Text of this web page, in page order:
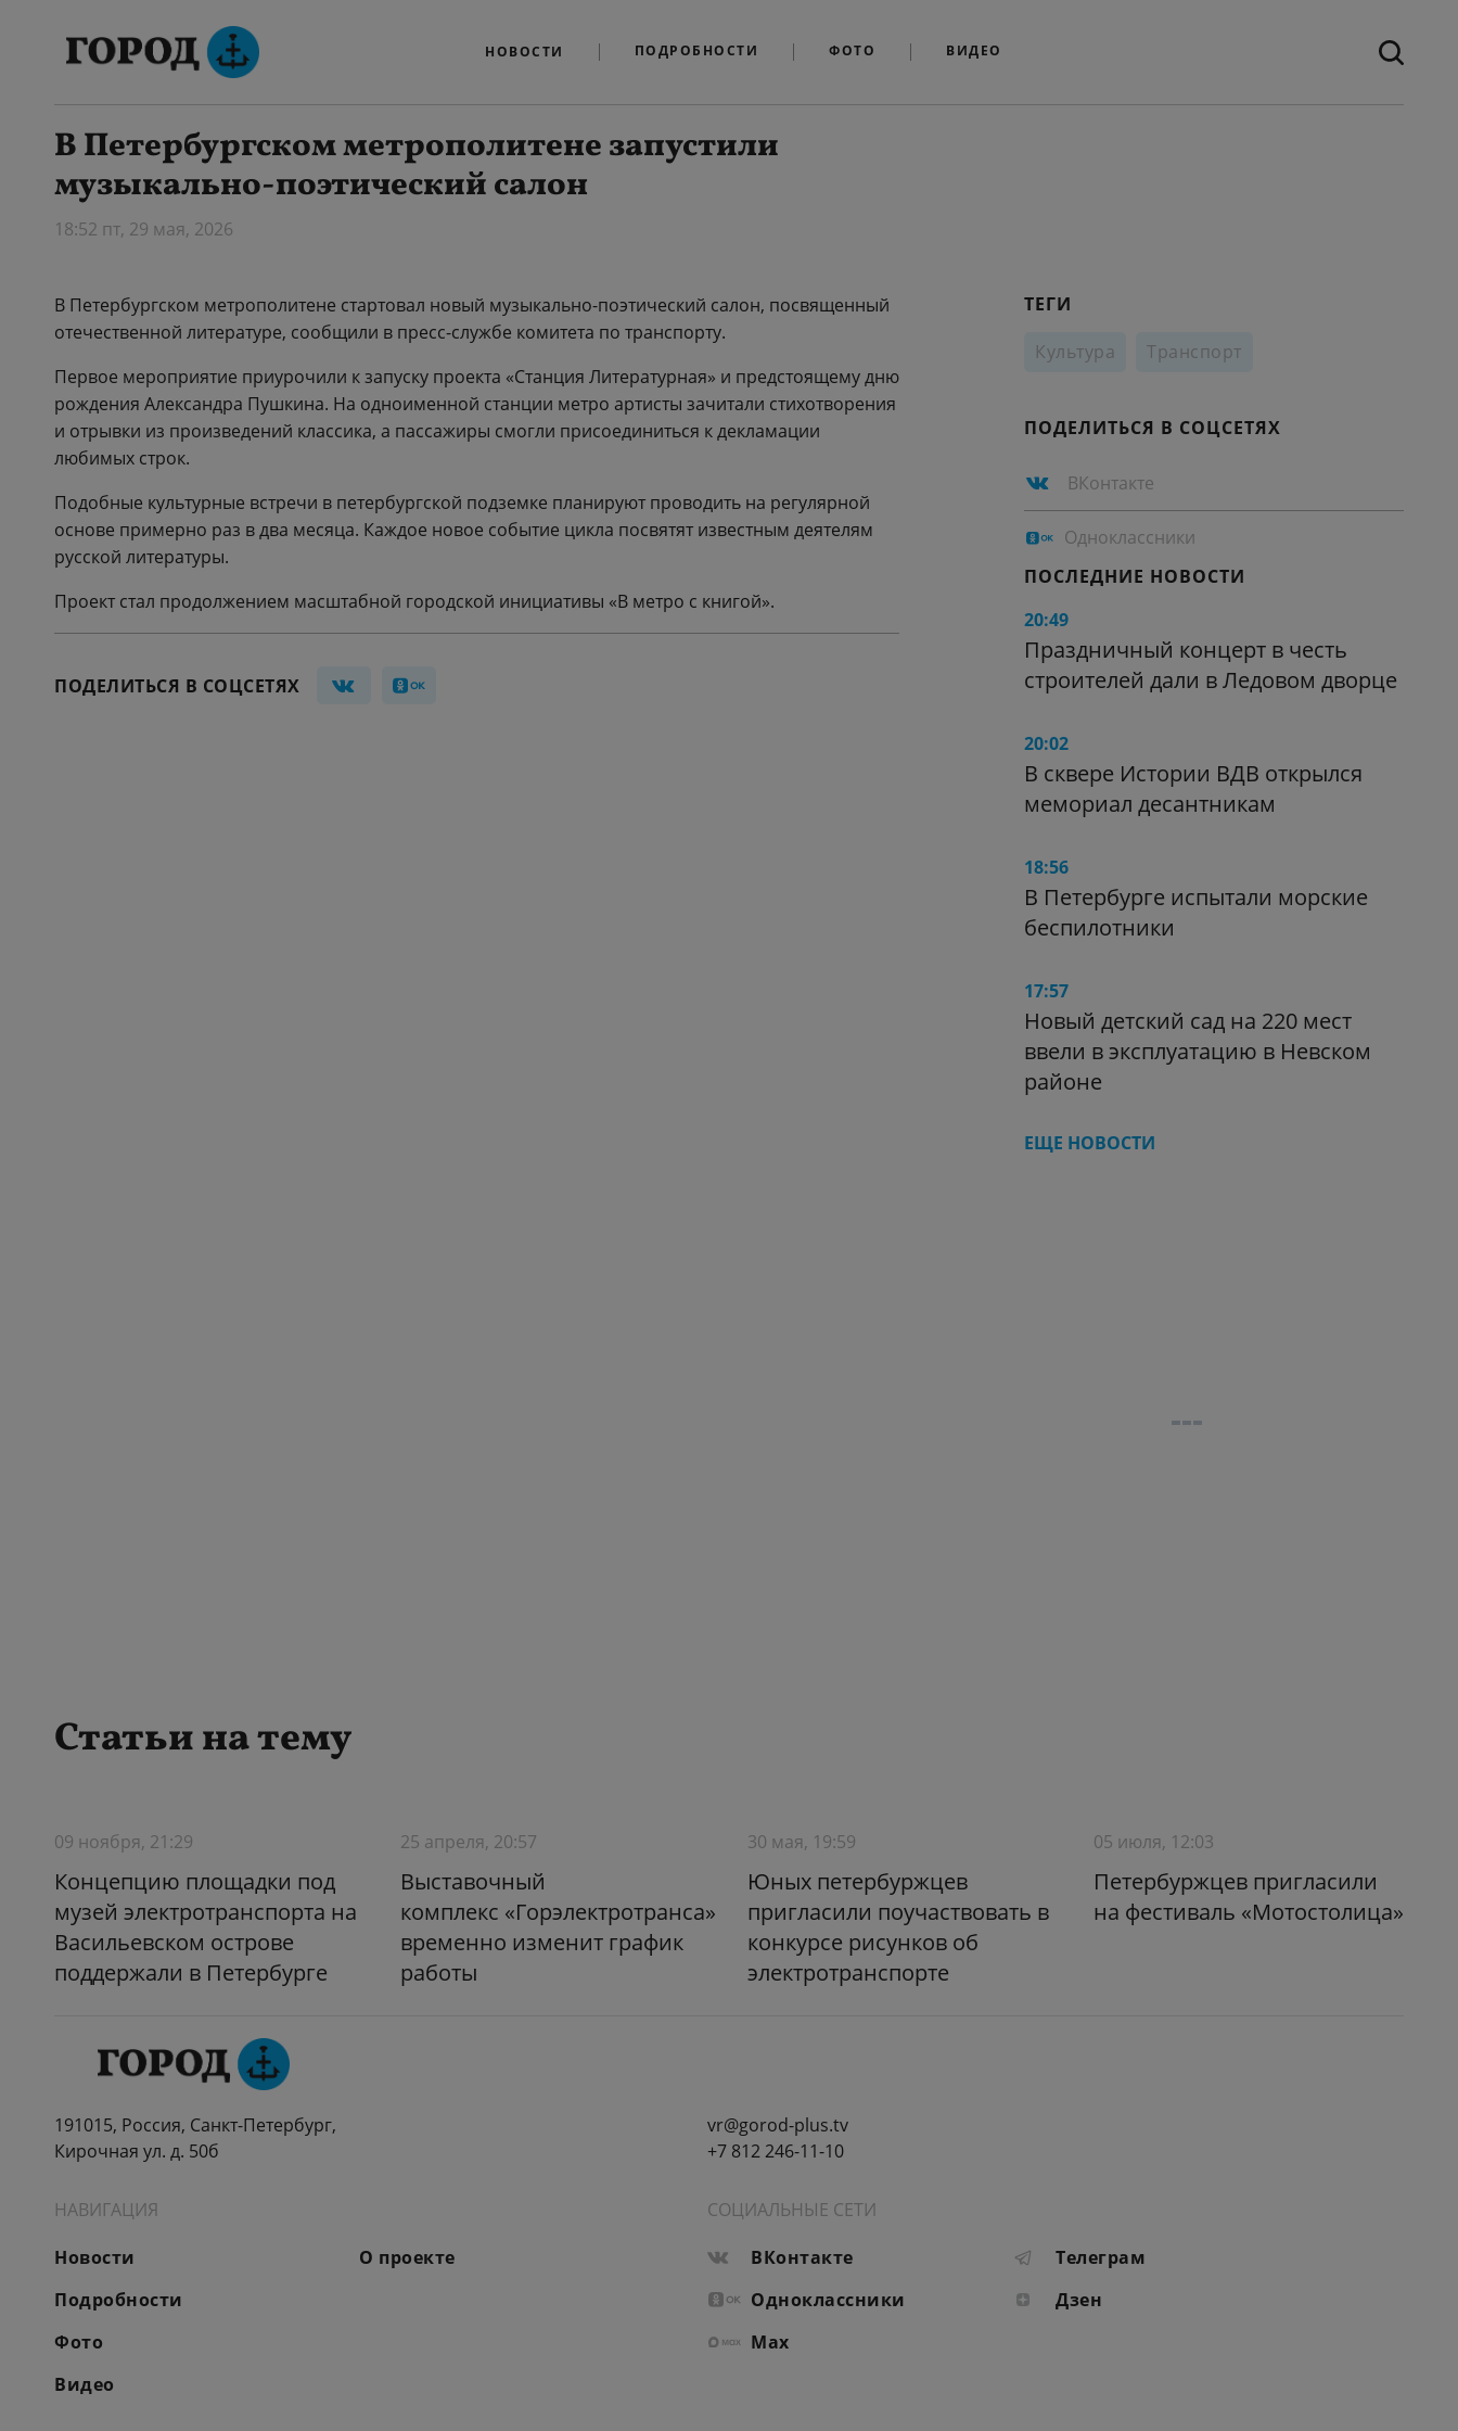
НОВОСТИ ПОДРОБНОСТИ ФОТО ВИДЕО
В Петербургском метрополитене запустили
музыкально-поэтический салон
18:52 пт, 29 мая, 2026
В Петербургском метрополитене стартовал новый музыкально-поэтический салон, посвященный
отечественной литературе, сообщили в пресс-службе комитета по транспорту.
Первое мероприятие приурочили к запуску проекта «Станция Литературная» и предстоящему дню
рождения Александра Пушкина. На одноименной станции метро артисты зачитали стихотворения
и отрывки из произведений классика, а пассажиры смогли присоединиться к декламации
любимых строк.
Подобные культурные встречи в петербургской подземке планируют проводить на регулярной
основе примерно раз в два месяца. Каждое новое событие цикла посвятят известным деятелям
русской литературы.
Проект стал продолжением масштабной городской инициативы «В метро с книгой».
ПОДЕЛИТЬСЯ В СОЦСЕТЯХ
ТЕГИ
Культура
Транспорт
ПОДЕЛИТЬСЯ В СОЦСЕТЯХ
ВКонтакте
Одноклассники
ПОСЛЕДНИЕ НОВОСТИ
20:49
Праздничный концерт в честь
строителей дали в Ледовом дворце
20:02
В сквере Истории ВДВ открылся
мемориал десантникам
18:56
В Петербурге испытали морские
беспилотники
17:57
Новый детский сад на 220 мест
ввели в эксплуатацию в Невском
районе
ЕЩЕ НОВОСТИ
Статьи на тему
09 ноября, 21:29
Концепцию площадки под
музей электротранспорта на
Васильевском острове
поддержали в Петербурге
25 апреля, 20:57
Выставочный
комплекс «Горэлектротранса»
временно изменит график
работы
30 мая, 19:59
Юных петербуржцев
пригласили поучаствовать в
конкурсе рисунков об
электротранспорте
05 июля, 12:03
Петербуржцев пригласили
на фестиваль «Мотостолица»
191015, Россия, Санкт-Петербург,
Кирочная ул. д. 50б
vr@gorod-plus.tv
+7 812 246-11-10
НАВИГАЦИЯ
Новости
Подробности
Фото
Видео
О проекте
СОЦИАЛЬНЫЕ СЕТИ
ВКонтакте
Телеграм
Одноклассники
Дзен
Max